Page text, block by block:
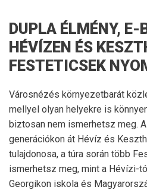
DUPLA ÉLMÉNY, E-
HÉVÍZEN ÉS
FESTETICSEK
Városnézés környezetbarát
mellyel olyan helyekre is
biztosan nem ismerhetsz meg.
generációkon át Hévíz és
tulajdonosa, a túra során több
ismerhetsz meg, mint a Hévízi-
Georgikon iskola és